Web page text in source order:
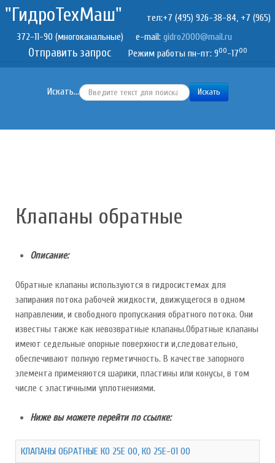
"ГидроТехМаш" тел:+7 (495) 926-38-84, +7 (965)
372-11-90 (многоканальные) e-mail:
Отправить запросРежим работы пн-пт: 900-1700
Искать... Искать
Клапаны обратные
Описание:
Обратные клапаны используются в гидросистемах для
запирания потока рабочей жидкости, движущегося в одном
направлении, и свободного пропускания обратного потока. Они
известны также как невозвратные клапаны.Обратные клапаны
имеют седельные опорные поверхности и,следовательно,
обеспечивают полную герметичность. В качестве запорного
элемента применяются шарики, пластины или конусы, в том
числе с эластичными уплотнениями.
Ниже вы можете перейти по ссылке:
КЛАПАНЫ ОБРАТНЫЕ КО 25Е 00, КО 25Е-01 00